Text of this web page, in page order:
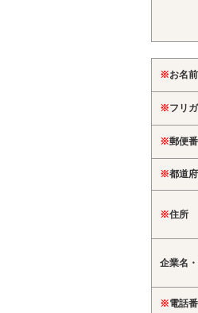
※お名前
※フリ
※郵便
※都道
※住所
企業名
※電話